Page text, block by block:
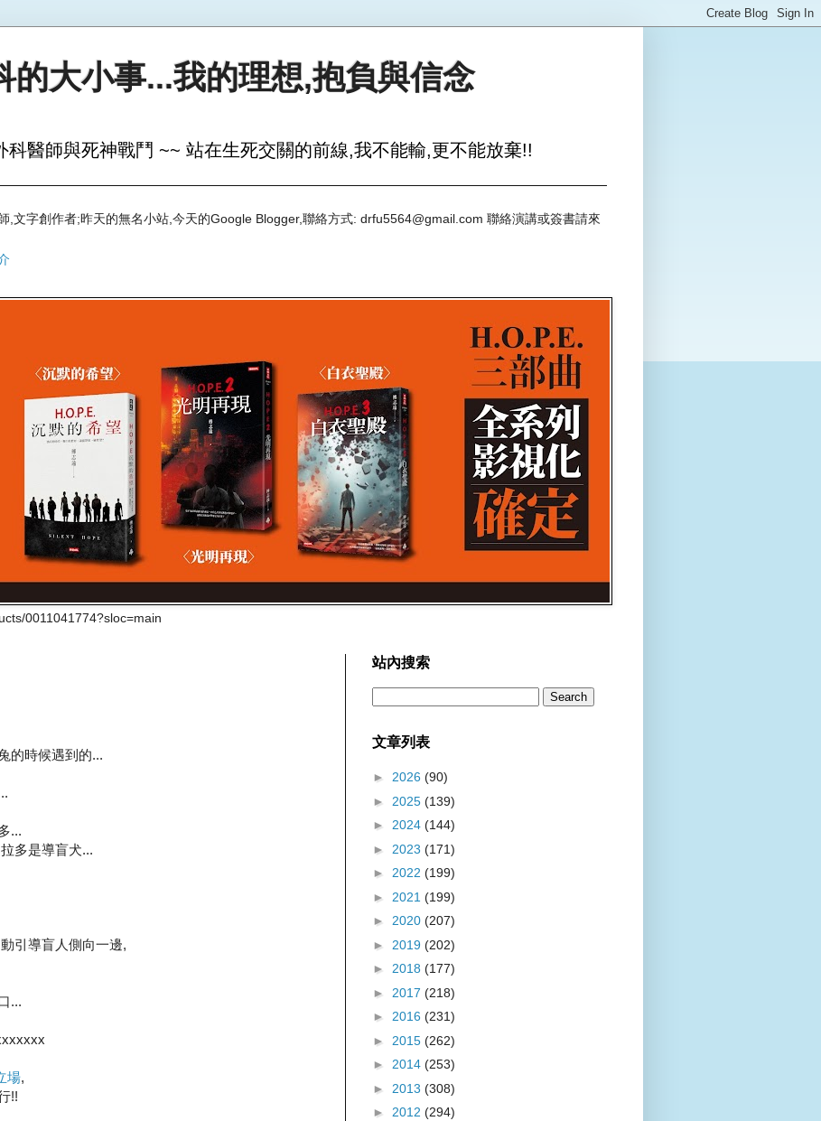
的大小事...我的理想,抱負與信念
科醫師與死神戰鬥 ~~ 站在生死交關的前線,我不能輸,更不能放棄!!
,文字創作者;昨天的無名小站,今天的Google Blogger,聯絡方式: drfu5564@gmail.com 聯絡演講或簽書請來
0011041774?sloc=main
的時候遇到的...
...
多是導盲犬...
引導盲人側向一邊,
...
場,
!!
站內搜索
文章列表
► 2026 (90)
► 2025 (139)
► 2024 (144)
► 2023 (171)
► 2022 (199)
► 2021 (199)
► 2020 (207)
► 2019 (202)
► 2018 (177)
► 2017 (218)
► 2016 (231)
► 2015 (262)
► 2014 (253)
► 2013 (308)
► 2012 (294)